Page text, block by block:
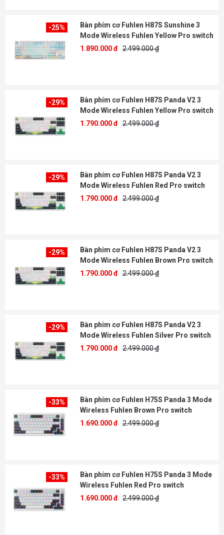
-25%
Bàn phím cơ Fuhlen H87S Sunshine 3
Mode Wireless Fuhlen Yellow Pro switch
1.890.000 đ 2.499.000 ₫
-29%
Bàn phím cơ Fuhlen H87S Panda V2 3
Mode Wireless Fuhlen Yellow Pro switch
1.790.000 đ 2.499.000 ₫
-29%
Bàn phím cơ Fuhlen H87S Panda V2 3
Mode Wireless Fuhlen Red Pro switch
1.790.000 đ 2.499.000 ₫
-29%
Bàn phím cơ Fuhlen H87S Panda V2 3
Mode Wireless Fuhlen Brown Pro switch
1.790.000 đ 2.499.000 ₫
-29%
Bàn phím cơ Fuhlen H87S Panda V2 3
Mode Wireless Fuhlen Silver Pro switch
1.790.000 đ 2.499.000 ₫
-33%
Bàn phím cơ Fuhlen H75S Panda 3 Mode
Wireless Fuhlen Brown Pro switch
1.690.000 đ 2.499.000 ₫
-33%
Bàn phím cơ Fuhlen H75S Panda 3 Mode
Wireless Fuhlen Red Pro switch
1.690.000 đ 2.499.000 ₫